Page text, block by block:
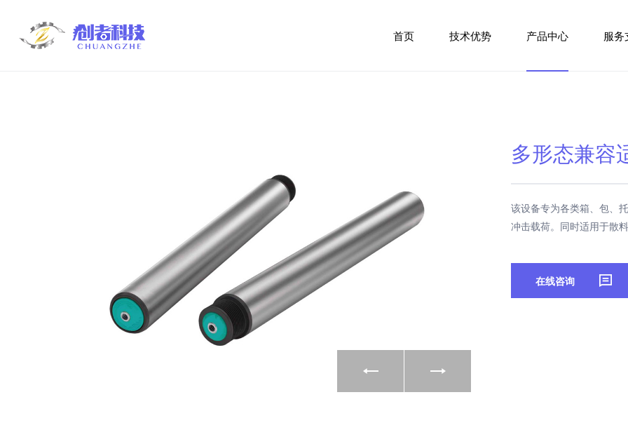
首页 技术优势 产品中心 服务
多形态兼容
该设备专为各类箱、包、
冲击载荷。同时适用于散
在线咨询